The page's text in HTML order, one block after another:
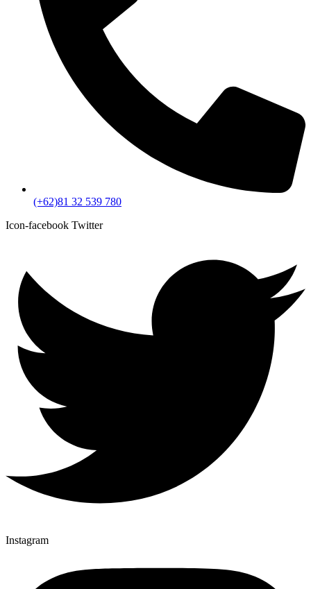
(+62)81 32 539 780
Icon-facebook Twitter
Instagram